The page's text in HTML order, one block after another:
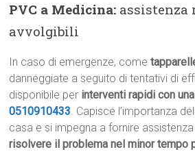
PVC a Medicina: assistenza
avvolgibili
In caso di emergenze, come
danneggiate a seguito di tentativi di
disponibile per interventi rapidi con
0510910433. Capisce l’importanza
casa e si impegna a fornire
risolvere il problema nel minor tempo